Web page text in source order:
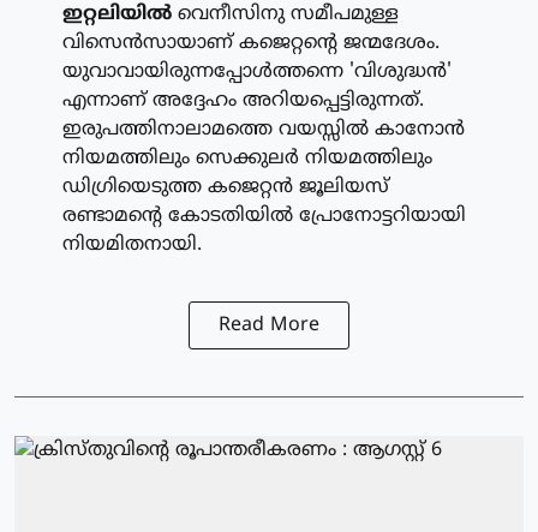
ഇറ്റലിയില്‍ വെനീസിനു സമീപമുള്ള
വിസെന്‍സായാണ് കജെറ്റന്റെ ജന്മദേശം.
യുവാവായിരുന്നപ്പോള്‍ത്തന്നെ 'വിശുദ്ധന്‍'
എന്നാണ് അദ്ദേഹം അറിയപ്പെട്ടിരുന്നത്.
ഇരുപത്തിനാലാമത്തെ വയസ്സില്‍ കാനോന്‍
നിയമത്തിലും സെക്കുലര്‍ നിയമത്തിലും
ഡിഗ്രിയെടുത്ത കജെറ്റന്‍ ജൂലിയസ്
രണ്ടാമന്റെ കോടതിയില്‍ പ്രോനോട്ടറിയായി
നിയമിതനായി.
Read More